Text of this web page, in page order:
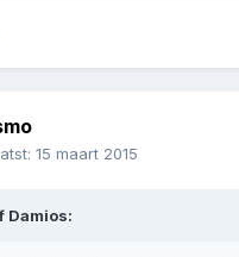
15 maart 2015
Damios: